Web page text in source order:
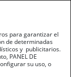
para garantizar el
de determinadas
y publicitarios.
PANEL DE
su uso, o